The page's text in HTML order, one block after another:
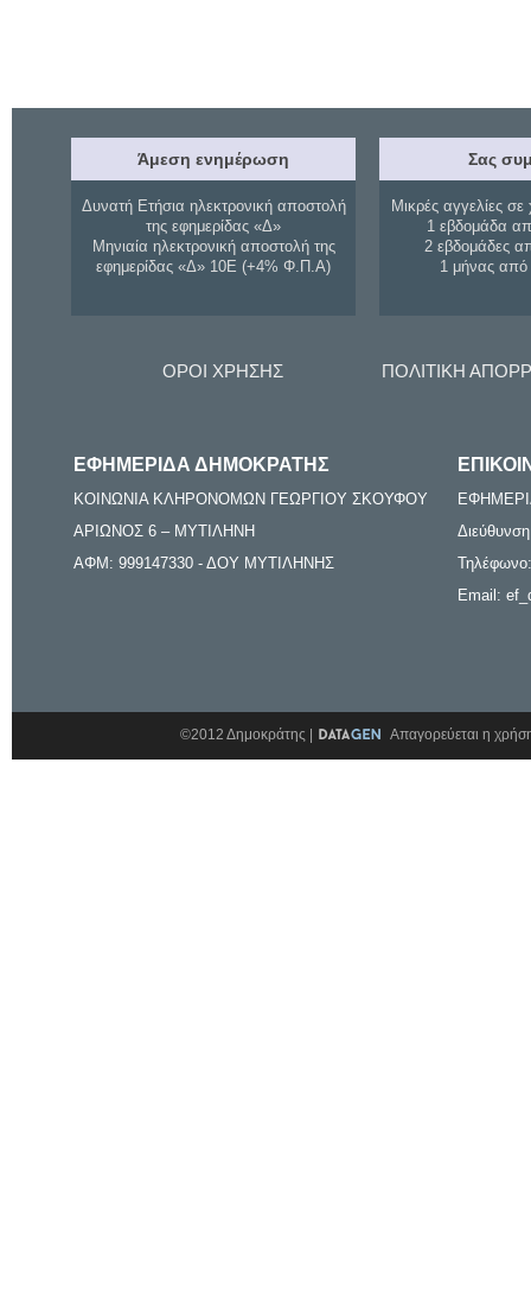
Άμεση ενημέρωση
Δυνατή Ετήσια ηλεκτρονική αποστολή
της εφημερίδας «Δ»
Μηνιαία ηλεκτρονική αποστολή της
εφημερίδας «Δ» 10Ε (+4% Φ.Π.Α)
Σας
Μικρές αγγελίες σε
1 εβδομάδα
2 εβδομάδες
1 μήνας
ΟΡΟΙ ΧΡΗΣΗΣ ΠΟΛΙΤΙΚΗ
ΕΦΗΜΕΡΙΔΑ ΔΗΜΟΚΡΑΤΗΣ
ΚΟΙΝΩΝΙΑ ΚΛΗΡΟΝΟΜΩΝ ΓΕΩΡΓΙΟΥ ΣΚΟΥΦΟΥ
ΑΡΙΩΝΟΣ 6 – ΜΥΤΙΛΗΝΗ
ΑΦΜ: 999147330 - ΔΟΥ ΜΥΤΙΛΗΝΗΣ
Email:
©2012 Δημοκράτης | Απαγορεύεται η